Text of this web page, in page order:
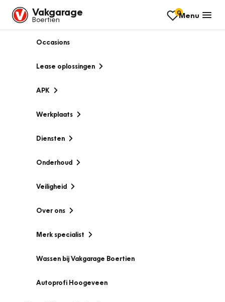
Vakgarage
Boertien
0Menu
Occasions
Lease oplossingen
APK
Werkplaats
Diensten
Onderhoud
Veiligheid
Over ons
Merk specialist
Wassen bij Vakgarage Boertien
Autoprofi Hoogeveen